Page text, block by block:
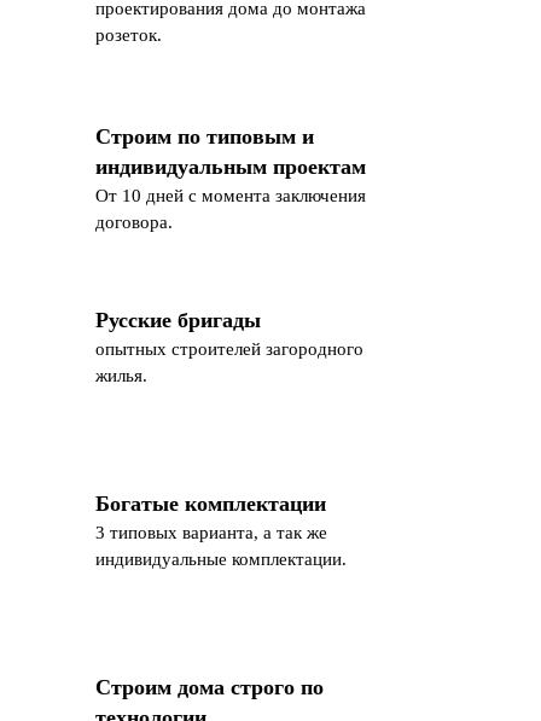
проектирования дома до монтажа
розеток.
Строим по типовым и
индивидуальным проектам
От 10 дней с момента заключения
договора.
Русские бригады
опытных строителей загородного
жилья.
Богатые комплектации
3 типовых варианта, а так же
индивидуальные комплектации.
Строим дома строго по